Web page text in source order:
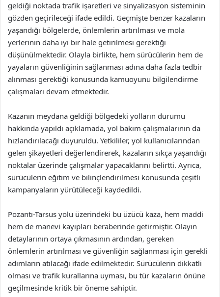
geldiği noktada trafik işaretleri ve sinyalizasyon sisteminin
gözden geçirileceği ifade edildi. Geçmişte benzer kazaların
yaşandığı bölgelerde, önlemlerin artırılması ve mola
yerlerinin daha iyi bir hale getirilmesi gerektiği
düşünülmektedir. Olayla birlikte, hem sürücülerin hem de
yayaların güvenliğinin sağlanması adına daha fazla tedbir
alınması gerektiği konusunda kamuoyunu bilgilendirme
çalışmaları devam etmektedir.
Kazanın meydana geldiği bölgedeki yolların durumu
hakkında yapıldı açıklamada, yol bakım çalışmalarının da
hızlandırılacağı duyuruldu. Yetkililer, yol kullanıcılarından
gelen şikayetleri değerlendirerek, kazaların sıkça yaşandığı
noktalar üzerinde çalışmalar yapacaklarını belirtti. Ayrıca,
sürücülerin eğitim ve bilinçlendirilmesi konusunda çeşitli
kampanyaların yürütüleceği kaydedildi.
Pozantı-Tarsus yolu üzerindeki bu üzücü kaza, hem maddi
hem de manevi kayıpları beraberinde getirmiştir. Olayın
detaylarının ortaya çıkmasının ardından, gereken
önlemlerin artırılması ve güvenliğin sağlanması için gerekli
adımların atılacağı ifade edilmektedir. Sürücülerin dikkatli
olması ve trafik kurallarına uyması, bu tür kazaların önüne
geçilmesinde kritik bir öneme sahiptir.